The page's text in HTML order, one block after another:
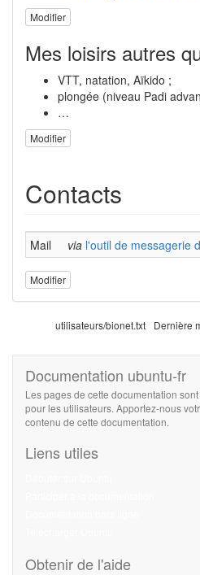
Modifier
Mes loisirs autres
VTT, natation, Aïkido ;
plongée (niveau Padi
…
Modifier
Contacts
Mail via l'outil de messagerie
Modifier
utilisateurs/bionet.txt Dernière
Documentation ubuntu-fr
Les pages de cette documentation
pour les utilisateurs. Apportez-nous
contenu de cette documentation.
Liens utiles
Obtenir de l'aide